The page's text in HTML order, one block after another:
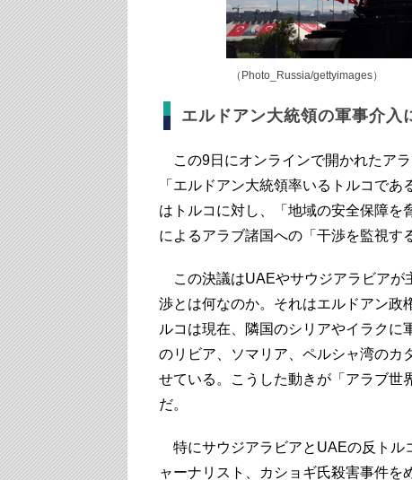
（Photo_Russia/gettyimages）
エルドアン大統領の軍事介入
この9日にオンラインで開かれたア
「エルドアン大統領率いるトルコで
はトルコに対し、「地域の安全保障を
によるアラブ諸国への「干渉を監視す
この決議はUAEやサウジアラビアが
渉とは何なのか。それはエルドアン政
ルコは現在、隣国のシリアやイラクに
のリビア、ソマリア、ペルシャ湾のカ
せている。こうした動きが「アラブ世
だ。
特にサウジアラビアとUAEの反トル
ャーナリスト、カショギ氏殺害事件を